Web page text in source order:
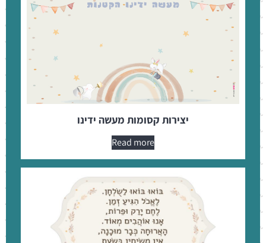
יצירות קסומות מעשה ידינו
Read more